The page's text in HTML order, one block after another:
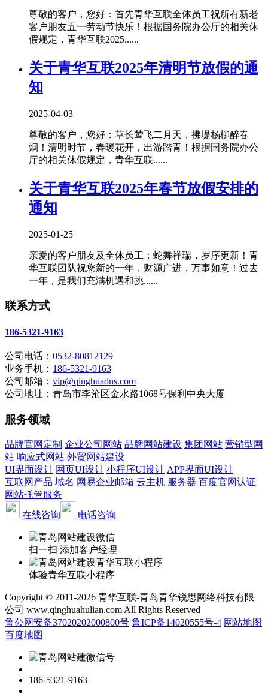
尊敬的客户，您好：首先青华互联全体员工祝所有新老
客户朋友五一劳动节快乐！根据国务院办公厅的相关休
假规定，青华互联2025......
关于青华互联2025年清明节放假的通
知
2025-04-03
尊敬的客户，您好：草长莺飞二月天，拂堤杨柳醉春
烟！清明时节，春暖花开，出游踏青！根据国务院办公
厅的相关休假规定，青华互联......
关于青华互联2025年春节放假安排的
通知
2025-01-25
亲爱的客户朋友及全体员工：蛇舞祥瑞，岁序更新！青
华互联团队祝您新的一年，财源广进，万事如意！过去
一年，是我们充满机遇和挑......
联系方式
186-5321-9163
公司电话： 0532-80812129
业务手机： 186-5321-9163
公司邮箱： vip@qinghuadns.com
公司地址：青岛市李沧区金水路1068号保利中央大厦
服务领域
品牌官网定制 企业公司网站 品牌网站建设 集团网站 营销型网
站 响应式网站 外贸网站建设
UI界面设计 网页UI设计 小程序UI设计 APP界面UI设计
互联网产品 域名 网易企业邮箱 云主机 服务器 百度官网认证
网站托管服务
在线咨询
电话咨询
扫一扫 添加客户经理
体验青华互联小程序
Copyright © 2011-2026 青华互联-青岛青华锐思网络科技有限
公司 www.qinghuahulian.com All Rights Reserved
鲁公网安备37020202000800号 鲁ICP备14020555号-4 网站地图
百度地图
186-5321-9163